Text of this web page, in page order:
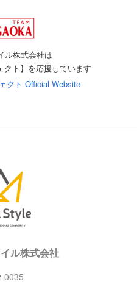
ル株式会社は
クト】を応援しています
クト Official Website
ル株式会社
0035